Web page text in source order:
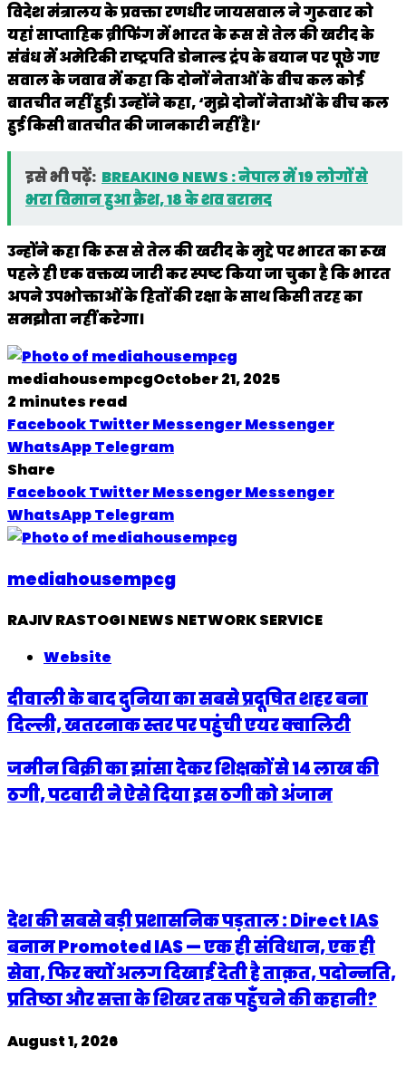
विदेश मंत्रालय के प्रवक्ता रणधीर जायसवाल ने गुरूवार को
यहां साप्ताहिक ब्रीफिंग में भारत के रूस से तेल की खरीद के
संबंध में अमेरिकी राष्ट्रपति डोनाल्ड ट्रंप के बयान पर पूछे गए
सवाल के जवाब में कहा कि दोनों नेताओं के बीच कल कोई
बातचीत नहीं हुई। उन्होंने कहा, ‘मुझे दोनों नेताओं के बीच कल
हुई किसी बातचीत की जानकारी नहीं है।’
इसे भी पढ़ें: BREAKING NEWS : नेपाल में 19 लोगों से
भरा विमान हुआ क्रैश, 18 के शव बरामद
उन्होंने कहा कि रूस से तेल की खरीद के मुद्दे पर भारत का रूख
पहले ही एक वक्तव्य जारी कर स्पष्ट किया जा चुका है कि भारत
अपने उपभोक्ताओं के हितों की रक्षा के साथ किसी तरह का
समझौता नहीं करेगा।
mediahousempcgOctober 21, 2025
2 minutes read
FacebookTwitterMessengerMessenger
WhatsAppTelegram
Share
FacebookTwitterMessengerMessenger
WhatsAppTelegram
mediahousempcg
RAJIV RASTOGI NEWS NETWORK SERVICE
Website
दीवाली के बाद दुनिया का सबसे प्रदूषित शहर बना
दिल्ली, खतरनाक स्तर पर पहुंची एयर क्वालिटी
जमीन बिक्री का झांसा देकर शिक्षकों से 14 लाख की
ठगी, पटवारी ने ऐसे दिया इस ठगी को अंजाम
देश की सबसे बड़ी प्रशासनिक पड़ताल : Direct IAS
बनाम Promoted IAS — एक ही संविधान, एक ही
सेवा, फिर क्यों अलग दिखाई देती है ताक़त, पदोन्नति,
प्रतिष्ठा और सत्ता के शिखर तक पहुँचने की कहानी?
August 1, 2026